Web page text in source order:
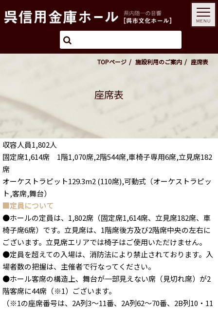
TOPページ 施設利用のご案内 座席表
座席表
収容人員1,802人
固定席1,614席 1階1,070席,2階544席,車椅子専用6席,立見席182
席
オーケストラピット129.3m2 (110席),可動式（オーケストラピッ
ト,客席,舞台）
■定員について
●ホールの定員は、1,802席（固定席1,614席、立見席182席、車
椅子席6席）です。立見席は、1階席後方及び2階席中央の左右に
ございます。立見席エリアでは椅子はご使用いただけません。
●定員を超えての入場は、消防法により禁止されております。入
場者数の把握は、主催者で行なってください。
●ホール客席の構造上、舞台が一部見えない席（見切れ席）が2
階客席に44席（※1）ございます。
（※1の座席番号は、2A列3～11番、2A列62～70番、2B列10・11
MENU